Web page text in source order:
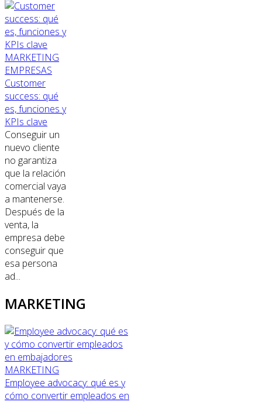
MARKETING
EMPRESAS
Customer
success: qué
es, funciones y
KPIs clave
Conseguir un
nuevo cliente
no garantiza
que la relación
comercial vaya
a mantenerse.
Después de la
venta, la
empresa debe
conseguir que
esa persona
ad...
MARKETING
MARKETING
Employee advocacy: qué es y
cómo convertir empleados en